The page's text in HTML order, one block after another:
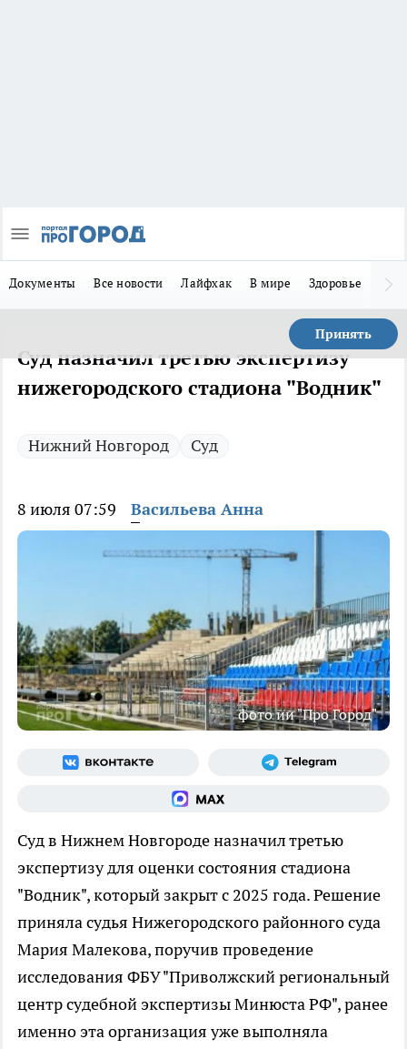
Документы Все новости Лайфхак В мире Здоровье
Принять
Суд назначил третью экспертизу
нижегородского стадиона "Водник"
Нижний Новгород Суд
8 июля 07:59 Васильева Анна
фото ии "Про Город"
Суд в Нижнем Новгороде назначил третью
экспертизу для оценки состояния стадиона
"Водник", который закрыт с 2025 года. Решение
приняла судья Нижегородского районного суда
Мария Малекова, поручив проведение
исследования ФБУ "Приволжский региональный
центр судебной экспертизы Минюста РФ", ранее
именно эта организация уже выполняла